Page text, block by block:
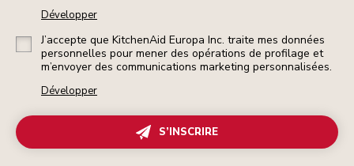
Développer
J’accepte que KitchenAid Europa Inc. traite mes données
personnelles pour mener des opérations de profilage et
m’envoyer des communications marketing personnalisées.
Développer
S’INSCRIRE